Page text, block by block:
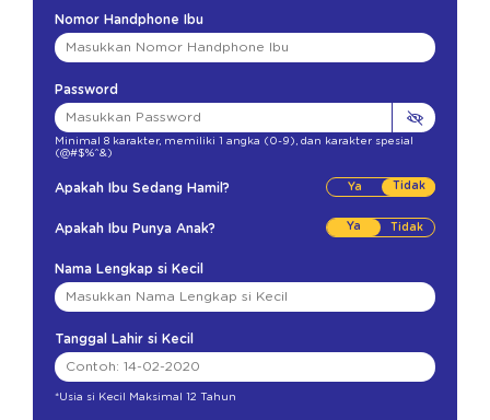
Nomor Handphone Ibu
Password
Minimal 8 karakter, memiliki 1 angka (0-9) , dan karakter spesial
(@#$%^&)
Apakah Ibu Sedang Hamil? Tidak
Apakah Ibu Punya Anak? Ya
Nama Lengkap si Kecil
Tanggal Lahir si Kecil
*Usia si Kecil Maksimal 12 Tahun